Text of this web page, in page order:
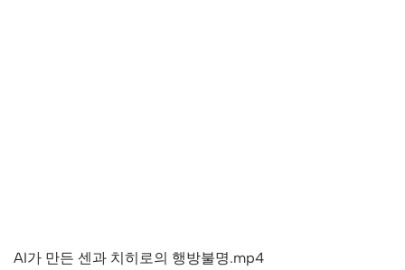
AI가 만든 센과 치히로의 행방불명.mp4